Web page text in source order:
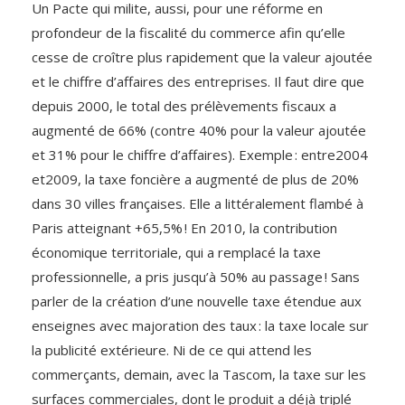
Un Pacte qui milite, aussi, pour une réforme en
profondeur de la fiscalité du commerce afin qu’elle
cesse de croître plus rapidement que la valeur ajoutée
et le chiffre d’affaires des entreprises. Il faut dire que
depuis 2000, le total des prélèvements fiscaux a
augmenté de 66% (contre 40% pour la valeur ajoutée
et 31% pour le chiffre d’affaires). Exemple : entre2004
et2009, la taxe foncière a augmenté de plus de 20%
dans 30 villes françaises. Elle a littéralement flambé à
Paris atteignant +65,5% ! En 2010, la contribution
économique territoriale, qui a remplacé la taxe
professionnelle, a pris jusqu’à 50% au passage ! Sans
parler de la création d’une nouvelle taxe étendue aux
enseignes avec majoration des taux : la taxe locale sur
la publicité extérieure. Ni de ce qui attend les
commerçants, demain, avec la Tascom, la taxe sur les
surfaces commerciales, dont le produit a déjà triplé